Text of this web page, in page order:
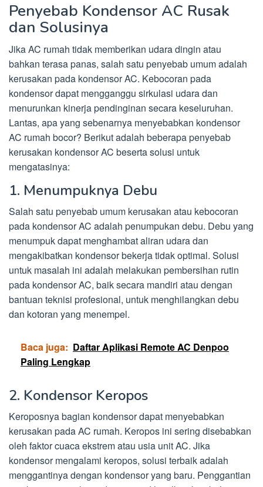
Penyebab Kondensor AC Rusak
dan Solusinya
Jika AC rumah tidak memberikan udara dingin atau
bahkan terasa panas, salah satu penyebab umum adalah
kerusakan pada kondensor AC. Kebocoran pada
kondensor dapat mengganggu sirkulasi udara dan
menurunkan kinerja pendinginan secara keseluruhan.
Lantas, apa yang sebenarnya menyebabkan kondensor
AC rumah bocor? Berikut adalah beberapa penyebab
kerusakan kondensor AC beserta solusi untuk
mengatasinya:
1. Menumpuknya Debu
Salah satu penyebab umum kerusakan atau kebocoran
pada kondensor AC adalah penumpukan debu. Debu yang
menumpuk dapat menghambat aliran udara dan
mengakibatkan kondensor bekerja tidak optimal. Solusi
untuk masalah ini adalah melakukan pembersihan rutin
pada kondensor AC, baik secara mandiri atau dengan
bantuan teknisi profesional, untuk menghilangkan debu
dan kotoran yang menempel.
Baca juga: Daftar Aplikasi Remote AC Denpoo
Paling Lengkap
2. Kondensor Keropos
Keroposnya bagian kondensor dapat menyebabkan
kerusakan pada AC rumah. Keropos ini sering disebabkan
oleh faktor cuaca ekstrem atau usia unit AC. Jika
kondensor mengalami keropos, solusi terbaik adalah
menggantinya dengan kondensor yang baru. Penggantian